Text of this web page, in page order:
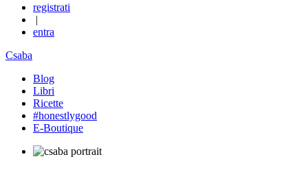
registrati
|
entra
Csaba
Blog
Libri
Ricette
#honestlygood
E-Boutique